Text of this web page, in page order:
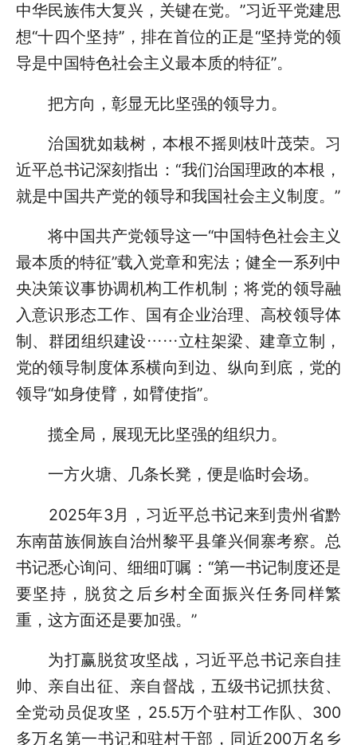
中华民族伟大复兴，关键在党。”习近平党建思
想“十四个坚持”，排在首位的正是“坚持党的领
导是中国特色社会主义最本质的特征”。
把方向，彰显无比坚强的领导力。
治国犹如栽树，本根不摇则枝叶茂荣。习
近平总书记深刻指出：“我们治国理政的本根，
就是中国共产党的领导和我国社会主义制度。”
将中国共产党领导这一“中国特色社会主义
最本质的特征”载入党章和宪法；健全一系列中
央决策议事协调机构工作机制；将党的领导融
入意识形态工作、国有企业治理、高校领导体
制、群团组织建设……立柱架梁、建章立制，
党的领导制度体系横向到边、纵向到底，党的
领导“如身使臂，如臂使指”。
揽全局，展现无比坚强的组织力。
一方火塘、几条长凳，便是临时会场。
2025年3月，习近平总书记来到贵州省黔
东南苗族侗族自治州黎平县肇兴侗寨考察。总
书记悉心询问、细细叮嘱：“第一书记制度还是
要坚持，脱贫之后乡村全面振兴任务同样繁
重，这方面还是要加强。”
为打赢脱贫攻坚战，习近平总书记亲自挂
帅、亲自出征、亲自督战，五级书记抓扶贫、
全党动员促攻坚，25.5万个驻村工作队、300
多万名第一书记和驻村干部，同近200万名乡